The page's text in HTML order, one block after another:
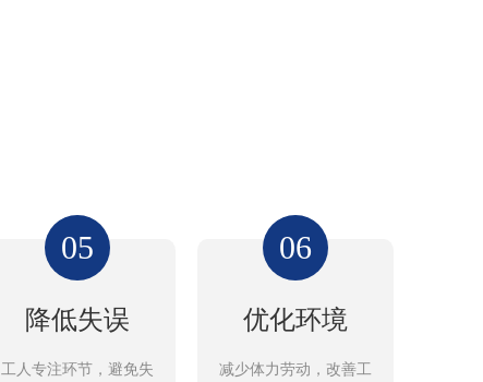
05
降低失误
工人专注环节，避免失
06
优化环境
减少体力劳动，改善工